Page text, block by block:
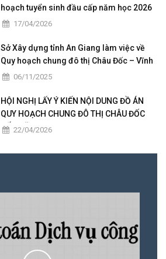
hoạch tuyển sinh đầu cấp năm học 2026
– 202717/04/2026
Sở Xây dựng tỉnh An Giang làm việc về
Quy hoạch chung đô thị Châu Đốc – Vĩnh
Tế giai đoạn 2025 – 2026
06/11/2025
HỘI NGHỊ LẤY Ý KIẾN NỘI DUNG ĐỒ ÁN
QUY HOẠCH CHUNG ĐÔ THỊ CHÂU ĐỐC
ĐẾN NĂM 2050
22/04/2026